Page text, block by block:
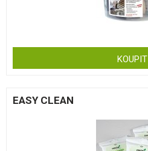
KOUPIT
EASY CLEAN